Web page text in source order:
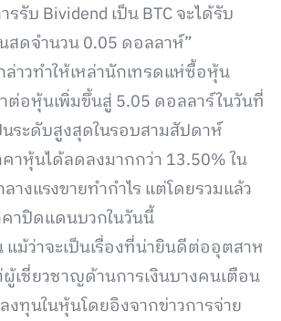
รับ Bividend เป็น BTC จะได้รับ
สดจำนวน 0.05 ดอลลาห์”
าวทำให้เหล่านักเทรดแห่ซื้อหุ้น
ต่อหุ้นเพิ่มขึ้นสู่ 5.05 ดอลลาร์ในวันที่
ระดับสูงสุดในรอบสามสัปดาห์
าหุ้นได้ลดลงมากกว่า 13.50% ใน
างแรงขายทำกำไร แต่โดยรวมแล้ว
าปิดแดนบวกในวันนี้
แม้ว่าจะเป็นเรื่องที่น่ายินดีต่ออุตสาห
เชี่ยวชาญด้านการเงินบางคนเตือน
งทุนในหุ้นโดยอิงจากข่าวการจ่าย